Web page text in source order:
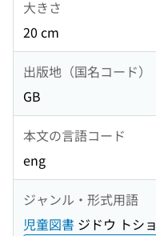
大きさ
20 cm
出版地（国名コード）
GB
本文の言語コード
eng
ジャンル・形式用語
児童図書 ジドウ トショ